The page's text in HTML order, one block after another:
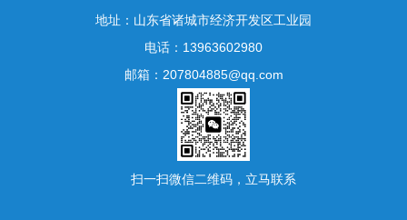
地址：山东省诸城市经济开发区工业园
电话：13963602980
邮箱：207804885@qq.com
扫一扫微信二维码，立马联系